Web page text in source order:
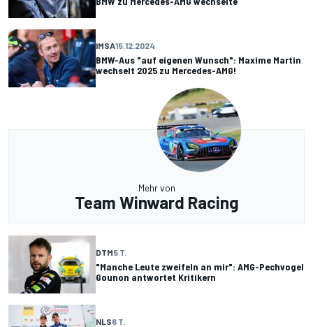
IMSA15.12.2024
BMW-Aus "auf eigenen Wunsch": Maxime Martin
wechselt 2025 zu Mercedes-AMG!
Mehr von
Team Winward Racing
DTM5 T.
"Manche Leute zweifeln an mir": AMG-Pechvogel
Gounon antwortet Kritikern
NLS6 T.